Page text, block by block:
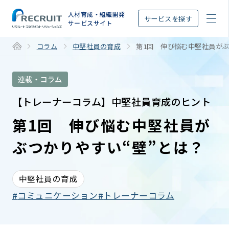
人材育成・組織開発
サービスサイト
サービスを探す
コラム 中堅社員の育成 第1回 伸び悩む中堅社員が
連載・コラム
【トレーナーコラム】中堅社員育成のヒント
第1回 伸び悩む中堅社員が
ぶつかりやすい“壁”とは？
中堅社員の育成
コミュニケーション トレーナーコラム